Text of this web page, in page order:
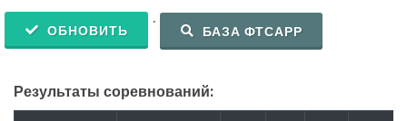
ОБНОВИТЬ
.
БАЗА ФТСАРР
Результаты соревнований: